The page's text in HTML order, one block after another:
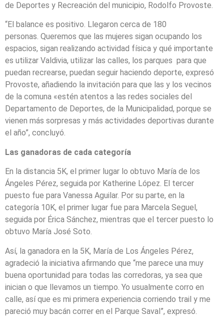
de Deportes y Recreación del municipio, Rodolfo Provoste.
“El balance es positivo. Llegaron cerca de 180
personas. Queremos que las mujeres sigan ocupando los
espacios, sigan realizando actividad física y qué importante
es utilizar Valdivia, utilizar las calles, los parques para que
puedan recrearse, puedan seguir haciendo deporte, expresó
Provoste, añadiendo la invitación para que las y los vecinos
de la comuna «estén atentos a las redes sociales del
Departamento de Deportes, de la Municipalidad, porque se
vienen más sorpresas y más actividades deportivas durante
el año”, concluyó.
Las ganadoras de cada categoría
En la distancia 5K, el primer lugar lo obtuvo María de los
Ángeles Pérez, seguida por Katherine López. El tercer
puesto fue para Vanessa Aguilar. Por su parte, en la
categoría 10K, el primer lugar fue para Marcela Seguel,
seguida por Érica Sánchez, mientras que el tercer puesto lo
obtuvo María José Soto.
Así, la ganadora en la 5K, María de Los Ángeles Pérez,
agradeció la iniciativa afirmando que “me parece una muy
buena oportunidad para todas las corredoras, ya sea que
inician o que llevamos un tiempo. Yo usualmente corro en
calle, así que es mi primera experiencia corriendo trail y me
pareció muy bacán correr en el Parque Saval”, expresó.